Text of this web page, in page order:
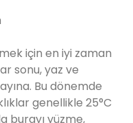
için en iyi zaman
sonu, yaz ve
Bu dönemde
genellikle 25°C
burayı yüzme,